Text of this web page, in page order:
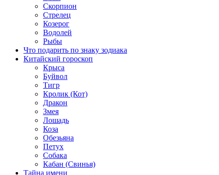
Скорпион
Стрелец
Козерог
Водолей
Рыбы
Что подарить по знаку зодиака
Китайский гороскоп
Крыса
Буйвол
Тигр
Кролик (Кот)
Дракон
Змея
Лошадь
Коза
Обезьяна
Петух
Собака
Кабан (Свинья)
Тайна имени